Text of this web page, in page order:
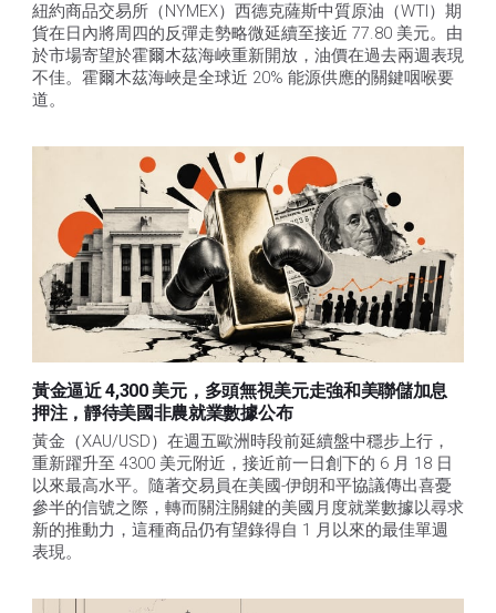
紐約商品交易所（NYMEX）西德克薩斯中質原油（WTI）期
貨在日內將周四的反彈走勢略微延續至接近 77.80 美元。由
於市場寄望於霍爾木茲海峽重新開放，油價在過去兩週表現
不佳。霍爾木茲海峽是全球近 20% 能源供應的關鍵咽喉要
道。
黃金逼近 4,300 美元，多頭無視美元走強和美聯儲加息
押注，靜待美國非農就業數據公布
黃金（XAU/USD）在週五歐洲時段前延續盤中穩步上行，
重新躍升至 4300 美元附近，接近前一日創下的 6 月 18 日
以來最高水平。隨著交易員在美國-伊朗和平協議傳出喜憂
參半的信號之際，轉而關注關鍵的美國月度就業數據以尋求
新的推動力，這種商品仍有望錄得自 1 月以來的最佳單週
表現。